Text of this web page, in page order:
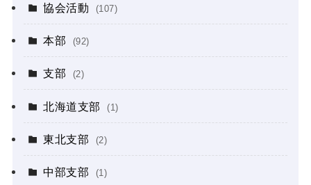
協会活動 (107)
本部 (92)
支部 (2)
北海道支部 (1)
東北支部 (2)
中部支部 (1)